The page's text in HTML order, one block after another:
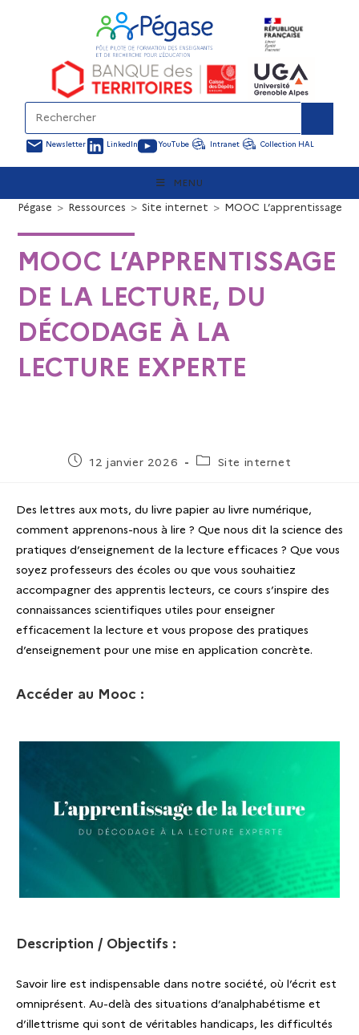
Newsletter LinkedIn YouTube Intranet Collection HAL
MENU
MOOC L’APPRENTISSAGE
DE LA LECTURE, DU
DÉCODAGE À LA
LECTURE EXPERTE
Pégase > Ressources > Site internet > MOOC L’apprentissage
12 janvier 2026 Site internet
Des lettres aux mots, du livre papier au livre numérique,
comment apprenons-nous à lire ? Que nous dit la science des
pratiques d’enseignement de la lecture efficaces ? Que vous
soyez professeurs des écoles ou que vous souhaitiez
accompagner des apprentis lecteurs, ce cours s’inspire des
connaissances scientifiques utiles pour enseigner
efficacement la lecture et vous propose des pratiques
d’enseignement pour une mise en application concrète.
Accéder au Mooc :
Description / Objectifs :
Savoir lire est indispensable dans notre société, où l’écrit est
omniprésent. Au-delà des situations d’analphabétisme et
d’illettrisme qui sont de véritables handicaps, les difficultés